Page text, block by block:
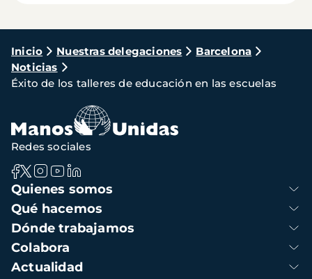
Ruta
de
navegación
Inicio Nuestras delegaciones
Barcelona
Noticias
Éxito de los talleres de educación en las escuelas
Navegación
principal
Quienes somos
Qué hacemos
Dónde trabajamos
Colabora
Actualidad
Redes sociales